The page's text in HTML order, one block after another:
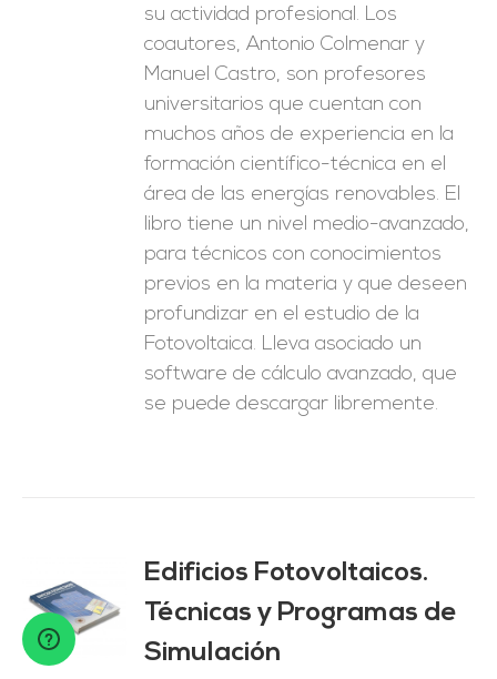
su actividad profesional. Los
coautores, Antonio Colmenar y
Manuel Castro, son profesores
universitarios que cuentan con
muchos años de experiencia en la
formación científico-técnica en el
área de las energías renovables. El
libro tiene un nivel medio-avanzado,
para técnicos con conocimientos
previos en la materia y que deseen
profundizar en el estudio de la
Fotovoltaica. Lleva asociado un
software de cálculo avanzado, que
se puede descargar libremente.
Edificios Fotovoltaicos.
Técnicas y Programas de
Simulación